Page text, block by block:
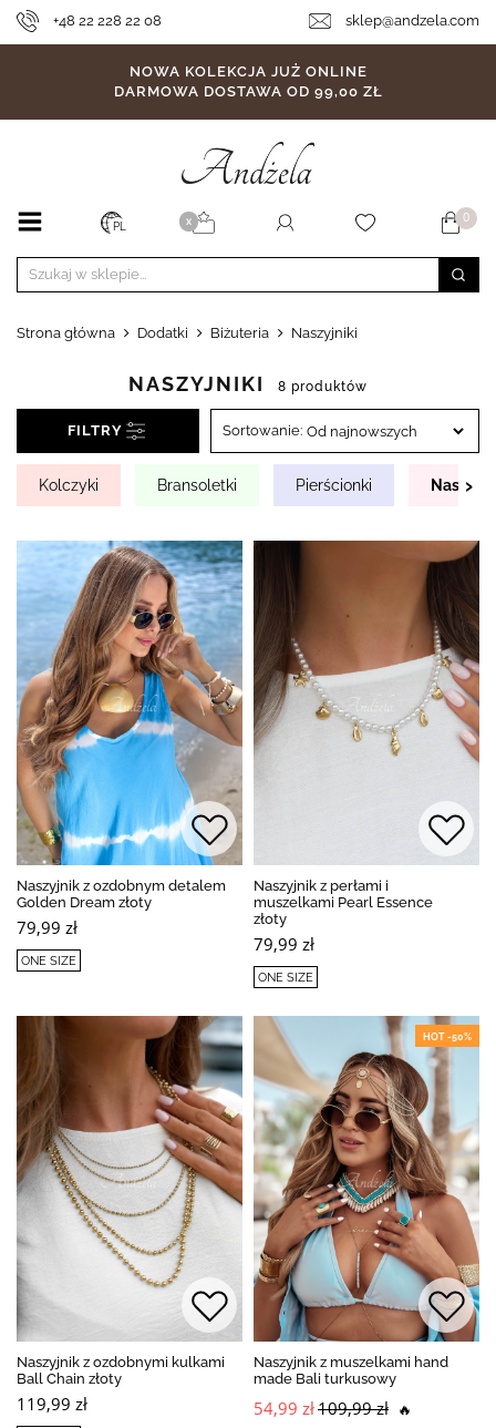
+48 22 228 22 08 sklep@andzela.com
NOWA KOLEKCJA JUŻ ONLINE
DARMOWA DOSTAWA OD 99,00 ZŁ
PL X 0
Strona główna Dodatki Biżuteria Naszyjniki
NASZYJNIKI 8 produktów
FILTRY Sortowanie:
Kolczyki Bransoletki Pierścionki ›
Naszyjnik z ozdobnym detalem
Golden Dream złoty
79,99 zł
ONE SIZE
Naszyjnik z perłami i
muszelkami Pearl Essence
złoty
79,99 zł
ONE SIZE
Naszyjnik z ozdobnymi kulkami
Ball Chain złoty
119,99 zł
HOT -50%
Naszyjnik z muszelkami hand
made Bali turkusowy
54,99 zł109,99 zł 🔥